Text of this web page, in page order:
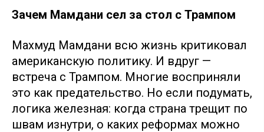
Зачем Мамдани сел за стол с Трампом
Махмуд Мамдани всю жизнь критиковал
американскую политику. И вдруг —
встреча с Трампом. Многие восприняли
это как предательство. Но если подумать,
логика железная: когда страна трещит по
швам изнутри, о каких реформах можно